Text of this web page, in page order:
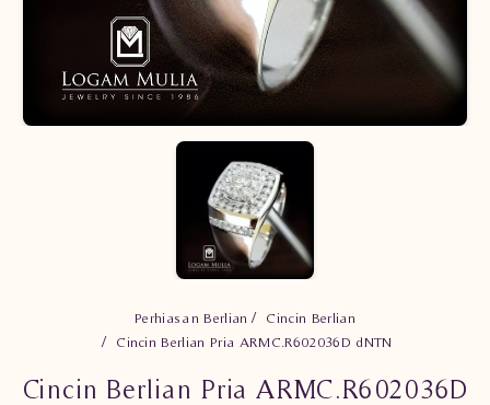
Perhiasan Berlian
Cincin Berlian
Cincin Berlian Pria ARMC.R602036D dNTN
Cincin Berlian Pria ARMC.R602036D